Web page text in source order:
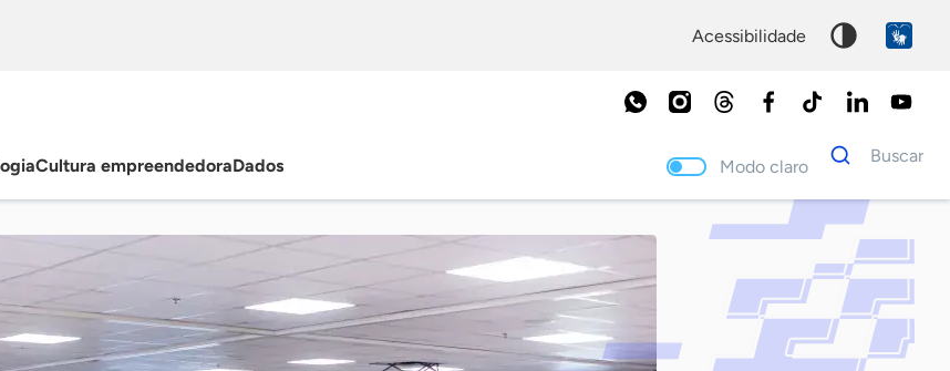
acessibilidade
Cultura empreendedoraDados Modo claro
Dados
para
Buscar
Palavra
chave